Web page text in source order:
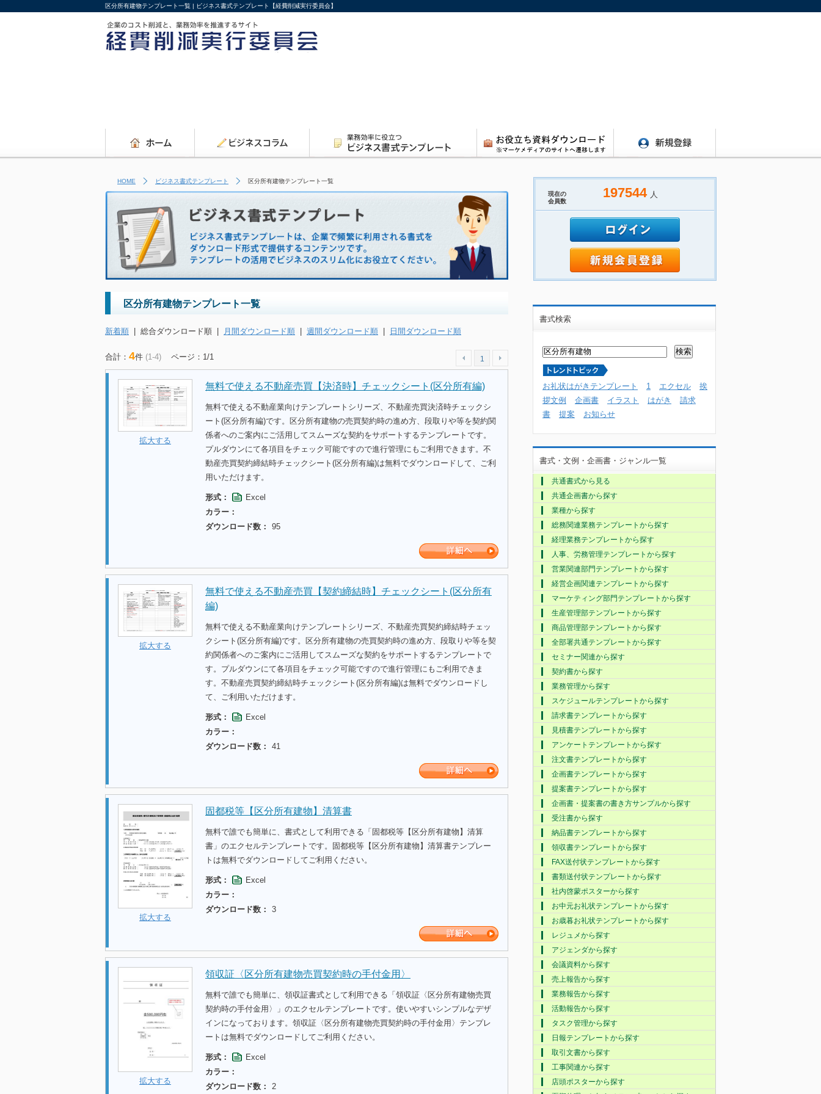
区分所有建物テンプレート一覧 | ビジネス書式テンプレート【経費削減実行委員会】
HOME ビジネス書式テンプレート 区分所有建物テンプレート一覧
区分所有建物テンプレート一覧
新着順 | 総合ダウンロード順 | 月間ダウンロード順 | 週間ダウンロード順 | 日間ダウンロード順
合計： 4件 (1-4) ページ：1/1 1
拡大する
無料で使える不動産売買【決済時】チェックシート(区分所有編)
無料で使える不動産業向けテンプレートシリーズ、不動産売買決済時チェックシ
ート(区分所有編)です。区分所有建物の売買契約時の進め方、段取りや等を契約関
係者へのご案内にご活用してスムーズな契約をサポートするテンプレートです。
プルダウンにて各項目をチェック可能ですので進行管理にもご利用できます。不
動産売買契約締結時チェックシート(区分所有編)は無料でダウンロードして、ご利
用いただけます。
形式：
Excel
カラー：
ダウンロード数：
95
拡大する
無料で使える不動産売買【契約締結時】チェックシート(区分所有
編)
無料で使える不動産業向けテンプレートシリーズ、不動産売買契約締結時チェッ
クシート(区分所有編)です。区分所有建物の売買契約時の進め方、段取りや等を契
約関係者へのご案内にご活用してスムーズな契約をサポートするテンプレートで
す。プルダウンにて各項目をチェック可能ですので進行管理にもご利用できま
す。不動産売買契約締結時チェックシート(区分所有編)は無料でダウンロードし
て、ご利用いただけます。
形式：
Excel
カラー：
ダウンロード数：
41
拡大する
固都税等【区分所有建物】清算書
無料で誰でも簡単に、書式として利用できる「固都税等【区分所有建物】清算
書」のエクセルテンプレートです。固都税等【区分所有建物】清算書テンプレー
トは無料でダウンロードしてご利用ください。
形式：
Excel
カラー：
ダウンロード数：
3
拡大する
領収証〈区分所有建物売買契約時の手付金用〉
無料で誰でも簡単に、領収証書式として利用できる「領収証〈区分所有建物売買
契約時の手付金用〉」のエクセルテンプレートです。使いやすいシンプルなデザ
インになっております。領収証〈区分所有建物売買契約時の手付金用〉テンプレ
ートは無料でダウンロードしてご利用ください。
形式：
Excel
カラー：
ダウンロード数：
2
現在の
会員数
197544 人
書式検索
お礼状はがきテンプレート 1 エクセル
挨
拶文例
企画書 イラスト はがき
請求
書
提案 お知らせ
書式・文例・企画書・ジャンル一覧
共通書式から見る
共通企画書から探す
業種から探す
総務関連業務テンプレートから探す
経理業務テンプレートから探す
人事、労務管理テンプレートから探す
営業関連部門テンプレートから探す
経営企画関連テンプレートから探す
マーケティング部門テンプレートから探す
生産管理部テンプレートから探す
商品管理部テンプレートから探す
全部署共通テンプレートから探す
セミナー関連から探す
契約書から探す
業務管理から探す
スケジュールテンプレートから探す
請求書テンプレートから探す
見積書テンプレートから探す
アンケートテンプレートから探す
注文書テンプレートから探す
企画書テンプレートから探す
提案書テンプレートから探す
企画書・提案書の書き方サンプルから探す
受注書から探す
納品書テンプレートから探す
領収書テンプレートから探す
FAX送付状テンプレートから探す
書類送付状テンプレートから探す
社内啓蒙ポスターから探す
お中元お礼状テンプレートから探す
お歳暮お礼状テンプレートから探す
レジュメから探す
アジェンダから探す
会議資料から探す
売上報告から探す
業務報告から探す
活動報告から探す
タスク管理から探す
日報テンプレートから探す
取引文書から探す
工事関連から探す
店頭ポスターから探す